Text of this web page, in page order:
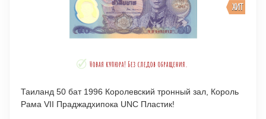
ХИТ
Таиланд 50 бат 1996 Королевский тронный зал, Король
Рама VII Праджадхипока UNC Пластик!